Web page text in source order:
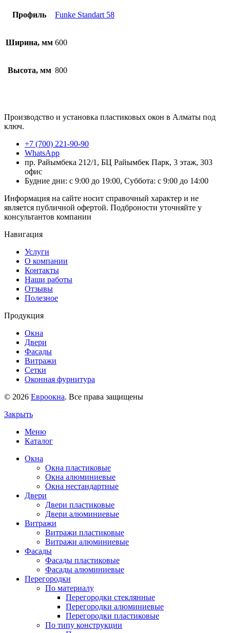
Профиль Funke Standart 58
Ширина, мм 600
Высота, мм 800
Производство и установка пластиковых окон в Алматы под
ключ.
+7 (700) 221-90-90
WhatsApp
пр. Райымбека 212/1, БЦ Райымбек Парк, 3 этаж, 303
офис
Будние дни: с 9:00 до 19:00, Суббота: с 9:00 до 14:00
Информация на сайте носит справочный характер и не
является публичной офертой. Подброности уточняйте у
консультантов компании
Навигация
Услуги
О компании
Контакты
Наши работы
Отзывы
Полезное
Продукция
Окна
Двери
Фасады
Витражи
Сетки
Оконная фурнитура
© 2026 Евроокна. Все права защищены
Закрыть
Меню
Каталог
Окна
Окна пластиковые
Окна алюминиевые
Окна нестандартные
Двери
Двери пластиковые
Двери алюминиевые
Витражи
Витражи пластиковые
Витражи алюминиевые
Фасады
Фасады пластиковые
Фасады алюминиевые
Перегородки
По материалу
Перегородки стеклянные
Перегородки алюминиевые
Перегородки пластиковые
По типу конструкции